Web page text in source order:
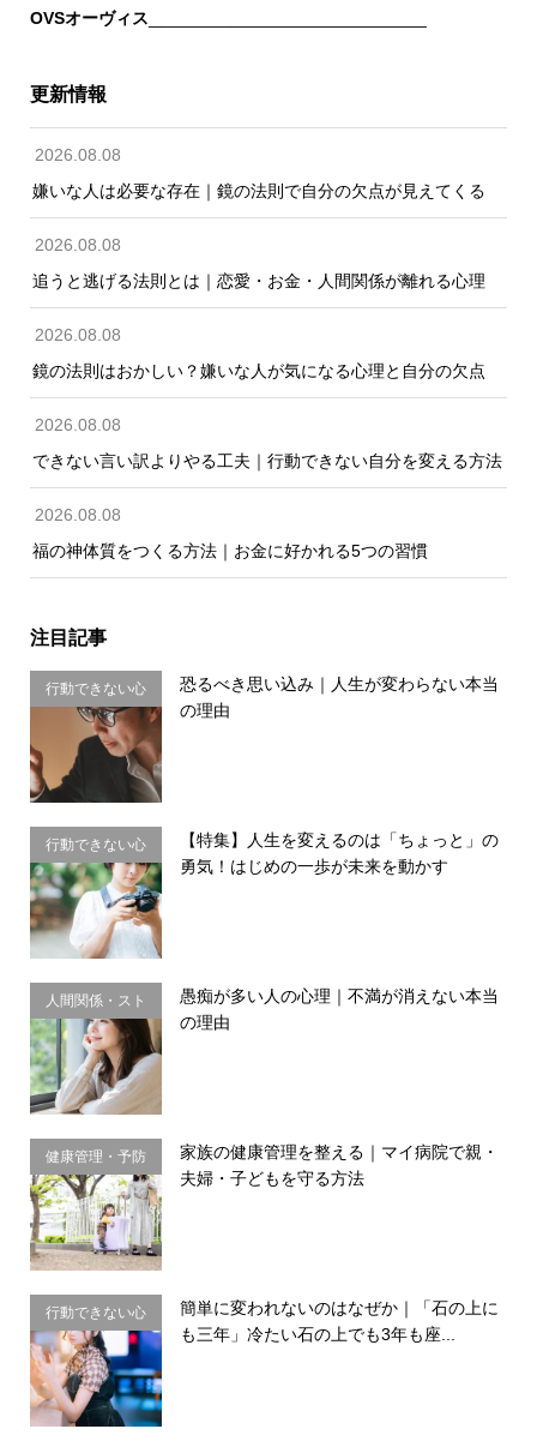
OVSオーヴィス
更新情報
2026.08.08
嫌いな人は必要な存在｜鏡の法則で自分の欠点が見えてくる
2026.08.08
追うと逃げる法則とは｜恋愛・お金・人間関係が離れる心理
2026.08.08
鏡の法則はおかしい？嫌いな人が気になる心理と自分の欠点
2026.08.08
できない言い訳よりやる工夫｜行動できない自分を変える方法
2026.08.08
福の神体質をつくる方法｜お金に好かれる5つの習慣
注目記事
行動できない心
理・思い込み
恐るべき思い込み｜人生が変わらない本当
の理由
行動できない心
理・思い込み
【特集】人生を変えるのは「ちょっと」の
勇気！はじめの一歩が未来を動かす
人間関係・スト
レス
愚痴が多い人の心理｜不満が消えない本当
の理由
健康管理・予防
習慣
家族の健康管理を整える｜マイ病院で親・
夫婦・子どもを守る方法
行動できない心
理・思い込み
簡単に変われないのはなぜか｜「石の上に
も三年」冷たい石の上でも3年も座...